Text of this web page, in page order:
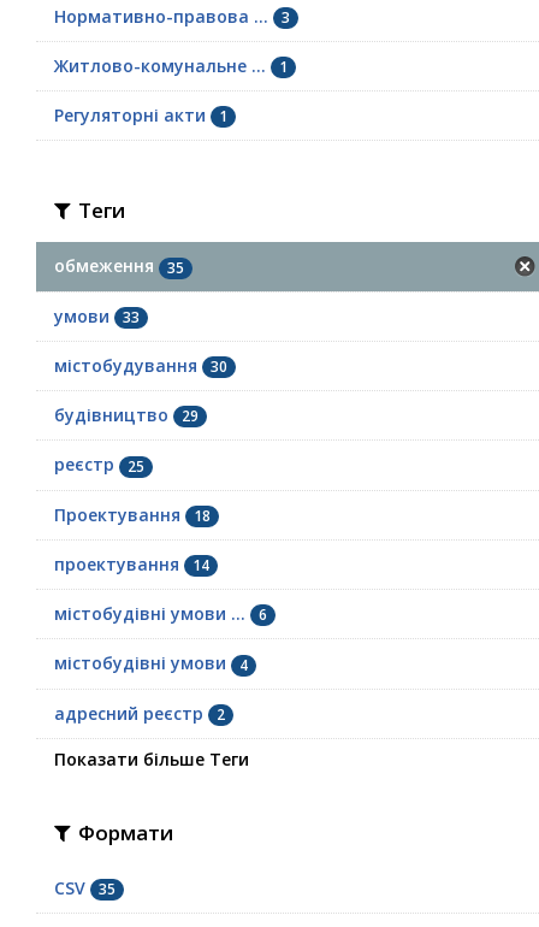
Нормативно-правова ... 3
Житлово-комунальне ... 1
Регуляторні акти 1
Теги
обмеження 35
умови 33
містобудування 30
будівництво 29
реєстр 25
Проектування 18
проектування 14
містобудівні умови ... 6
містобудівні умови 4
адресний реєстр 2
Показати більше Теги
Формати
CSV 35